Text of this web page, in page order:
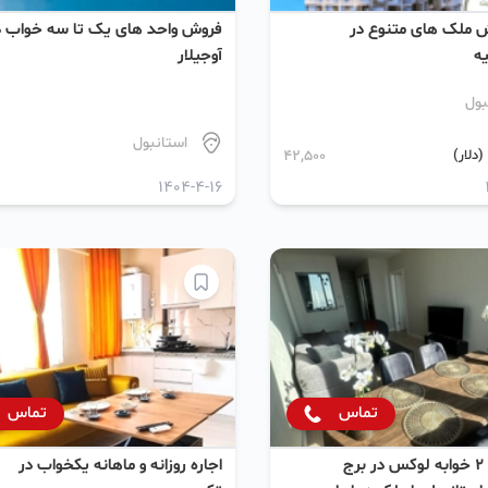
ملک های متنوع در
42,500
فروش واحد های یک تا سه خواب
آوجیلار
استانبول
1404-4-16
تماس
تهاتر واحد 2 خوابه لوکس در برج
تماس
اجاره روزانه و ماهانه یکخواب در